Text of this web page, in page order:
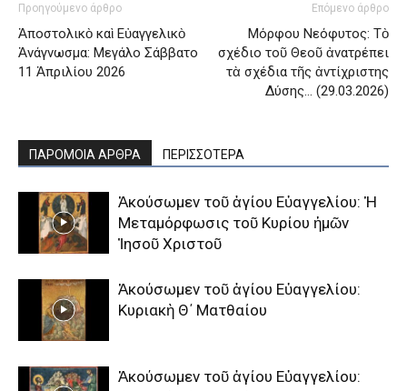
Προηγούμενο άρθρο
Ἀποστολικὸ καὶ Εὐαγγελικὸ
Ἀνάγνωσμα: Μεγάλο Σάββατο
11 Ἀπριλίου 2026
Επόμενο άρθρο
Μόρφου Νεόφυτος: Τὸ
σχέδιο τοῦ Θεοῦ ἀνατρέπει
τὰ σχέδια τῆς ἀντίχριστης
Δύσης… (29.03.2026)
ΠΑΡΟΜΟΙΑ ΑΡΘΡΑ ΠΕΡΙΣΣΟΤΕΡΑ
Ἀκούσωμεν τοῦ ἁγίου Εὐαγγελίου: Ἡ
Μεταμόρφωσις τοῦ Κυρίου ἡμῶν
Ἰησοῦ Χριστοῦ
Ἀκούσωμεν τοῦ ἁγίου Εὐαγγελίου:
Κυριακὴ Θ΄ Ματθαίου
Ἀκούσωμεν τοῦ ἁγίου Εὐαγγελίου: